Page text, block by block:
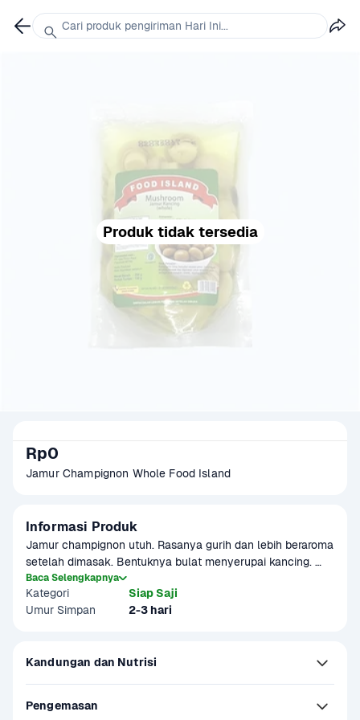
Produk tidak tersedia
Rp0
Jamur Champignon Whole Food Island
Informasi Produk
Jamur champignon utuh. Rasanya gurih dan lebih beraroma
setelah dimasak. Bentuknya bulat menyerupai kancing.
Warna jamur bervariasi antara putih, krem, hingga cokelat
muda. Biasa digunakan dalam berbagai hidangan. Cocok
untuk pizza, omelette, kaserol, hidangan berkuah, dan lain-
Baca Selengkapnya
Kategori
Siap Saji
Umur Simpan
2-3 hari
Kandungan dan Nutrisi
Pengemasan
Cari produk pengiriman Hari Ini...